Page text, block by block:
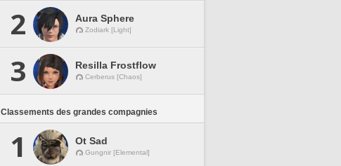
2 Aura Sphere
Zodiark [Light]
3 Resilla Frostflow
Cerberus [Chaos]
Classements des grandes compagnies
1 Ot Sad
Gungnir [Elemental]